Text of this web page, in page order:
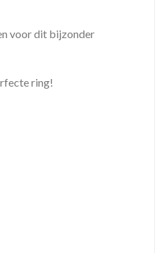
voor dit bijzonder
ring!